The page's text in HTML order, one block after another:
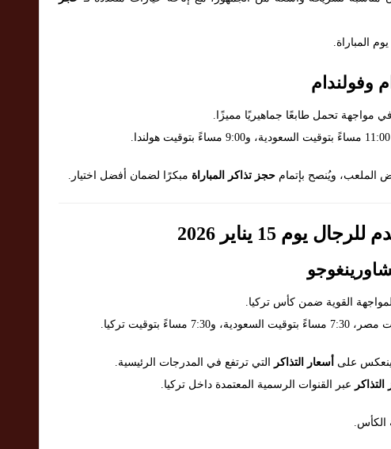
المباراة.
وفولندام
مواجهة تحمل طابعًا جماهيريًا مميزًا.
ويُنصح بإتمام حجز تذاكر المباراة مبكرًا لضمان أفضل اختيار.
15 يناير 2026
القوية ضمن كأس تركيا.
ينعكس على أسعار التذاكر
التي ترتفع في المدرجات الرئيسية.
عبر القنوات الرسمية المعتمدة داخل تركيا.
الكأس.